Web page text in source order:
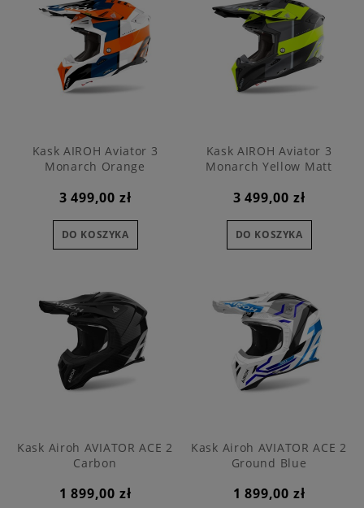
Kask AIROH Aviator 3
Monarch Orange
3 499,00 zł
DO KOSZYKA
Kask AIROH Aviator 3
Monarch Yellow Matt
3 499,00 zł
DO KOSZYKA
Kask Airoh AVIATOR ACE 2
Carbon
1 899,00 zł
Kask Airoh AVIATOR ACE 2
Ground Blue
1 899,00 zł